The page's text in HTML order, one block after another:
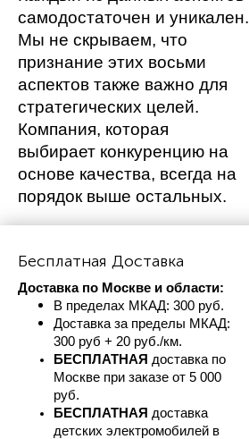
самодостаточен и уникален.
Мы не скрываем, что
признание этих восьми
аспектов также важно для
стратегических целей.
Компания, которая
выбирает конкуренцию на
основе качества, всегда на
порядок выше остальных.
Бесплатная Доставка
Доставка по Москве и области:
В пределах МКАД: 300 руб.
Доставка за пределы МКАД:
300 руб + 20 руб./км.
БЕСПЛАТНАЯ доставка по
Москве при заказе от 5 000
руб.
БЕСПЛАТНАЯ доставка
детских электромобилей в